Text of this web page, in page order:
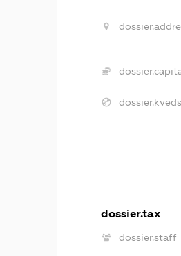
dossier.tax
dossier.staff